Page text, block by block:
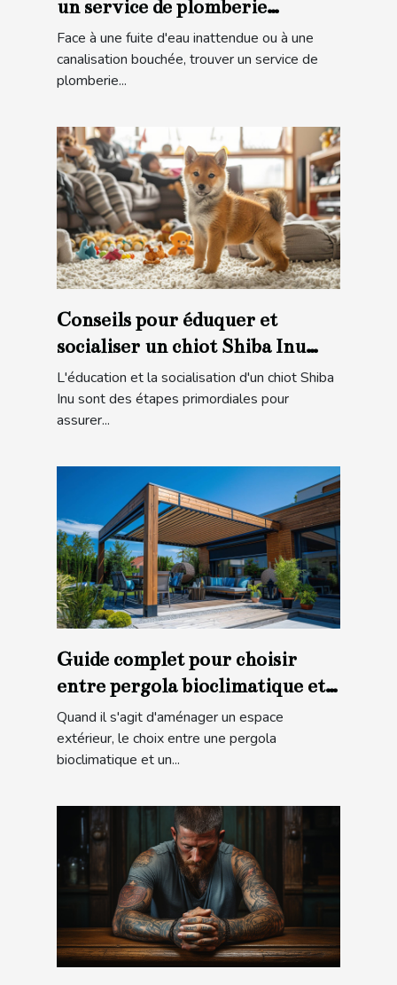
un service de plomberie
d'urgence
Face à une fuite d'eau inattendue ou à une
canalisation bouchée, trouver un service de
plomberie...
Conseils pour éduquer et
socialiser un chiot Shiba Inu
pour une intégration familiale
réussie
L'éducation et la socialisation d'un chiot Shiba
Inu sont des étapes primordiales pour
assurer...
Guide complet pour choisir
entre pergola bioclimatique et
store banne
Quand il s'agit d'aménager un espace
extérieur, le choix entre une pergola
bioclimatique et un...